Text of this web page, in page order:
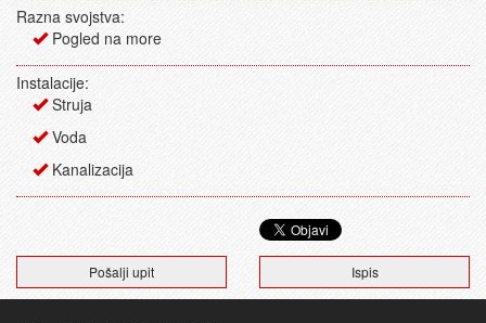
Razna svojstva:
Pogled na more
Instalacije:
Struja
Voda
Kanalizacija
Pošalji upit Ispis